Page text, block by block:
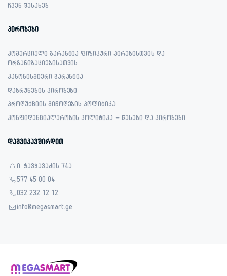
ჩვენ შესახებ
პირობები
კომერციული გარანტია ფიზიკური პირებისთვის და
ორგანიზაციებისათვის
კანონისმიერი გარანტია
დაბრუნების პირობები
პროდუქციის მიწოდების პოლიტიკა
კონფიდენციალურობის პოლიტიკა – წესები და პირობები
დაგვიკავშირდით
ი. ჭავჭავაძის 74ა
577 45 00 04
032 232 12 12
info@megasmart.ge